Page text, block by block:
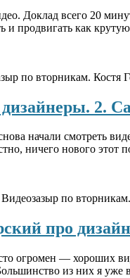
Доклад всего 20
и продвигать как
по вторникам. Костя
2.
начали смотреть
ничего нового этот
Видеозазыр по
про
огромен — хороших
из них я